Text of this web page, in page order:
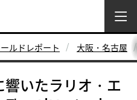
ルドレポート 大阪・名古屋
いたラリオ・エ